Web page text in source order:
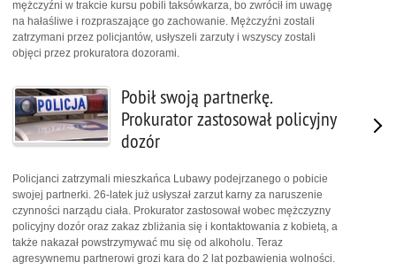
mężczyźni w trakcie kursu pobili taksówkarza, bo zwrócił im uwagę
na hałaśliwe i rozpraszające go zachowanie. Mężczyźni zostali
zatrzymani przez policjantów, usłyszeli zarzuty i wszyscy zostali
objęci przez prokuratora dozorami.
Pobił swoją partnerkę.
Prokurator zastosował policyjny
dozór
Policjanci zatrzymali mieszkańca Lubawy podejrzanego o pobicie
swojej partnerki. 26-latek już usłyszał zarzut karny za naruszenie
czynności narządu ciała. Prokurator zastosował wobec mężczyzny
policyjny dozór oraz zakaz zbliżania się i kontaktowania z kobietą, a
także nakazał powstrzymywać mu się od alkoholu. Teraz
agresywnemu partnerowi grozi kara do 2 lat pozbawienia wolności.